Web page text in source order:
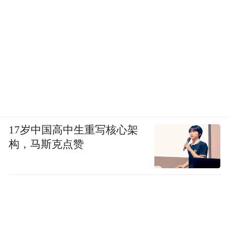
17岁中国高中生重写核心架
构，马斯克点赞